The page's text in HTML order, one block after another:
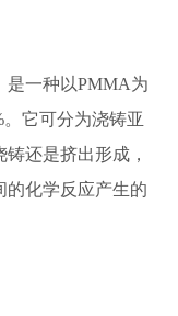
是一种以PMMA为
它可分为浇铸亚
还是挤出形成，
的化学反应产生的